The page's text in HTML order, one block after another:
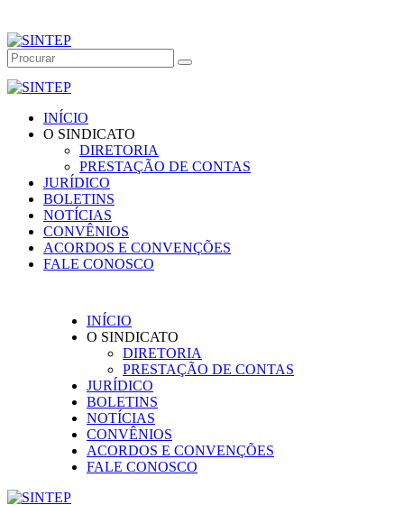
INÍCIO
O SINDICATO
DIRETORIA
PRESTAÇÃO DE CONTAS
JURÍDICO
BOLETINS
NOTÍCIAS
CONVÊNIOS
ACORDOS E CONVENÇÕES
FALE CONOSCO
INÍCIO
O SINDICATO
DIRETORIA
PRESTAÇÃO DE CONTAS
JURÍDICO
BOLETINS
NOTÍCIAS
CONVÊNIOS
ACORDOS E CONVENÇÕES
FALE CONOSCO